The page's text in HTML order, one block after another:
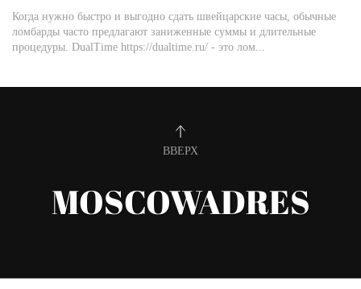
Когда нужно быстро и выгодно сдать швейцарские часы, обычные
ломбарды часто предлагают заниженные суммы и длительные
процедуры. DualTime https://dualtime.ru/ - это лом...
ВВЕРХ
MOSCOWADRES